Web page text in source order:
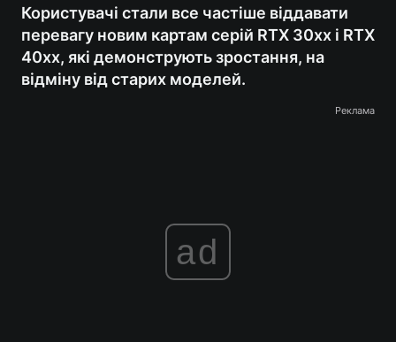
Користувачі стали все частіше віддавати
перевагу новим картам серій RTX 30хх і RTX
40хх, які демонструють зростання, на
відміну від старих моделей.
Реклама
ad